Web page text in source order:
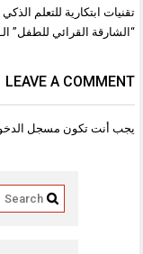
تصفّح
المقالات
تقنيات ابتكارية للتعلم
“الشارقة القرائي للطفل”
LEAVE A COMMENT
يجب أنت تكون مسجل